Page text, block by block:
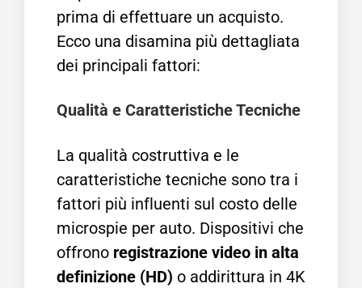
prima di effettuare un acquisto.
Ecco una disamina più dettagliata
dei principali fattori:
Qualità e Caratteristiche Tecniche
La qualità costruttiva e le
caratteristiche tecniche sono tra i
fattori più influenti sul costo delle
microspie per auto. Dispositivi che
offrono registrazione video in alta
definizione (HD) o addirittura in 4K